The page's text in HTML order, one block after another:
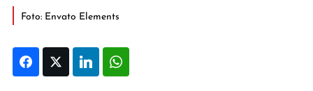
Foto: Envato Elements
FacebookTwitter LinkedIn